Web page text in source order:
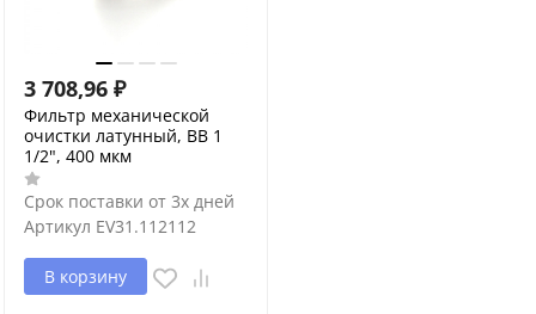
3 708,96 ₽
Фильтр механической
очистки латунный, ВВ 1
1/2", 400 мкм
Срок поставки от 3х дней
Артикул EV31.112112
В корзину